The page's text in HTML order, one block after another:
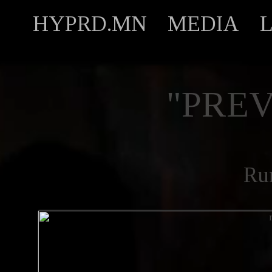
HYPRD.MN MEDIA